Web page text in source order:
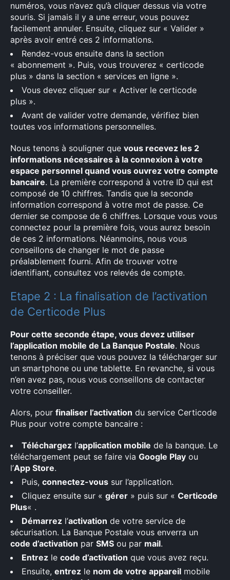
numéros, vous n’avez qu’à cliquer dessus via votre
souris. Si jamais il y a une erreur, vous pouvez
facilement annuler. Ensuite, cliquez sur « Valider »
après avoir entré ces 2 informations.
Rendez-vous ensuite dans la section
« abonnement ». Puis, vous trouverez « certicode
plus » dans la section « services en ligne ».
Vous devez cliquer sur « Activer le certicode
plus ».
Avant de valider votre demande, vérifiez bien
toutes vos informations personnelles.
Nous tenons à souligner que vous recevez les 2
informations nécessaires à la connexion à votre
espace personnel quand vous ouvrez votre compte
bancaire. La première correspond à votre ID qui est
composé de 10 chiffres. Tandis que la seconde
information correspond à votre mot de passe. Ce
dernier se compose de 6 chiffres. Lorsque vous vous
connectez pour la première fois, vous aurez besoin
de ces 2 informations. Néanmoins, nous vous
conseillons de changer le mot de passe
préalablement fourni. Afin de trouver votre
identifiant, consultez vos relevés de compte.
Etape 2 : La finalisation de l’activation
de Certicode Plus
Pour cette seconde étape, vous devez utiliser
l’application mobile de La Banque Postale. Nous
tenons à préciser que vous pouvez la télécharger sur
un smartphone ou une tablette. En revanche, si vous
n’en avez pas, nous vous conseillons de contacter
votre conseiller.
Alors, pour finaliser l’activation du service Certicode
Plus pour votre compte bancaire :
Téléchargez l’application mobile de la banque. Le
téléchargement peut se faire via Google Play ou
l’App Store.
Puis, connectez-vous sur l’application.
Cliquez ensuite sur « gérer » puis sur « Certicode
Plus« .
Démarrez l’activation de votre service de
sécurisation. La Banque Postale vous enverra un
code d’activation par SMS ou par mail.
Entrez le code d’activation que vous avez reçu.
Ensuite, entrez le nom de votre appareil mobile
Rechercher
: